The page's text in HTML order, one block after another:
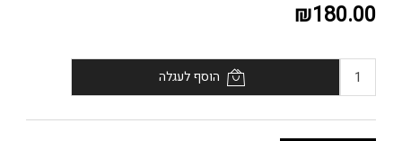
₪180.00
הוסף לעגלה